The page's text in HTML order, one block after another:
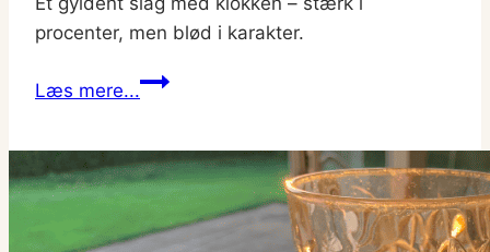
procenter, men blød i karakter.
Læs mere...Fuglsang
Julebryg